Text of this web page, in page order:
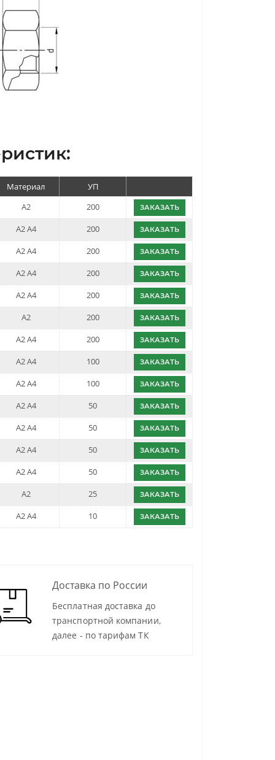
Материал
УП
A2 200 ЗАКАЗАТЬ
A2 A4 200 ЗАКАЗАТЬ
A2 A4 200 ЗАКАЗАТЬ
A2 A4 200 ЗАКАЗАТЬ
A2 A4 200 ЗАКАЗАТЬ
A2 200 ЗАКАЗАТЬ
A2 A4 200 ЗАКАЗАТЬ
A2 A4 100 ЗАКАЗАТЬ
A2 A4 100 ЗАКАЗАТЬ
A2 A4 50 ЗАКАЗАТЬ
A2 A4 50 ЗАКАЗАТЬ
A2 A4 50 ЗАКАЗАТЬ
A2 A4 50 ЗАКАЗАТЬ
A2 25 ЗАКАЗАТЬ
A2 A4 10 ЗАКАЗАТЬ
Доставка по России
Бесплатная доставка до
транспортной компании,
далее - по тарифам ТК